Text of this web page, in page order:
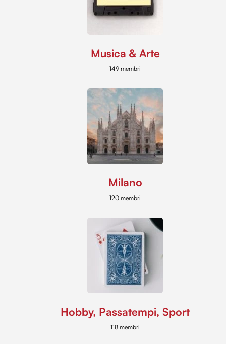
Musica & Arte
149 membri
Milano
120 membri
Hobby, Passatempi, Sport
118 membri